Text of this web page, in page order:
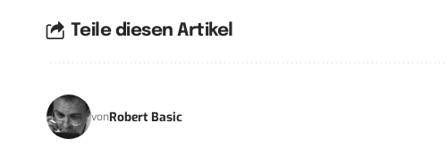
Teile diesen Artikel
vonRobert Basic